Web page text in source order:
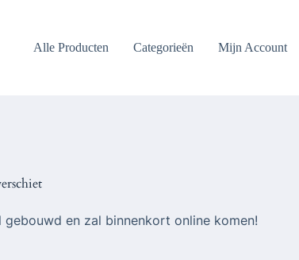
Alle Producten Categorieën Mijn Account
en zal binnenkort online komen!